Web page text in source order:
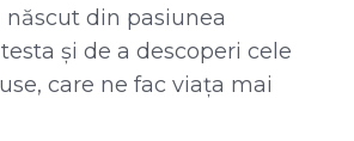
născut din pasiunea
și de a descoperi cele
care ne fac viața mai